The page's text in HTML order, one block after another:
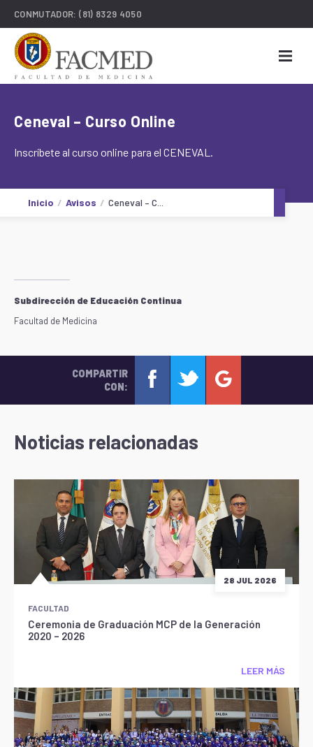
CONMUTADOR:(81) 8329 4050
Ceneval – Curso Online
Inscríbete al curso online para el CENEVAL.
Inicio Avisos Ceneval – C...
Subdirección de Educación Continua
Facultad de Medicina
COMPARTIR
CON:
Noticias relacionadas
28 JUL 2026
FACULTAD
Ceremonia de Graduación MCP de la Generación
2020 – 2026
LEER MÁS